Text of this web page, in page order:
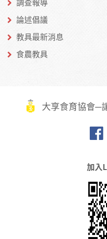
論述倡議
教具最新消息
食農教具
大享食育協會─
加入